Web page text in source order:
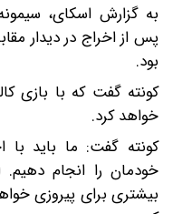
به گزارش اسکای، سیمونه
پس از اخراج در دیدار
بود.
کونته گفت که با بازی
خواهد کرد.
کونته گفت: ما باید
خودمان را انجام دهیم.
بیشتری برای پیروزی